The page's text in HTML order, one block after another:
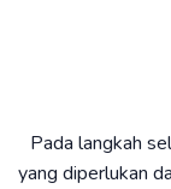
Pada langkah
yang diperlukan